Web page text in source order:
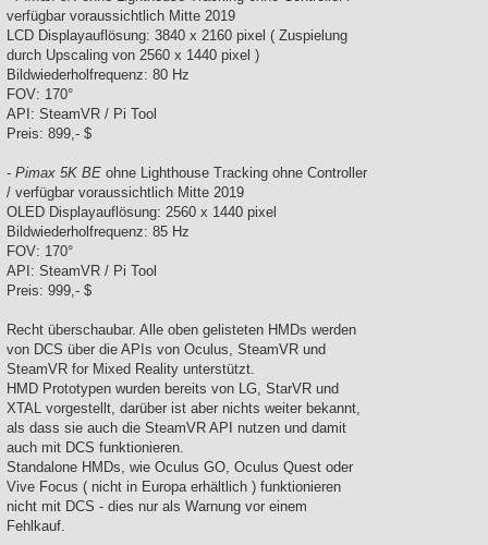
verfügbar voraussichtlich Mitte 2019
LCD Displayauflösung: 3840 x 2160 pixel ( Zuspielung
durch Upscaling von 2560 x 1440 pixel )
Bildwiederholfrequenz: 80 Hz
FOV: 170°
API: SteamVR / Pi Tool
Preis: 899,- $
- Pimax 5K BE ohne Lighthouse Tracking ohne Controller
/ verfügbar voraussichtlich Mitte 2019
OLED Displayauflösung: 2560 x 1440 pixel
Bildwiederholfrequenz: 85 Hz
FOV: 170°
API: SteamVR / Pi Tool
Preis: 999,- $
Recht überschaubar. Alle oben gelisteten HMDs werden
von DCS über die APIs von Oculus, SteamVR und
SteamVR for Mixed Reality unterstützt.
HMD Prototypen wurden bereits von LG, StarVR und
XTAL vorgestellt, darüber ist aber nichts weiter bekannt,
als dass sie auch die SteamVR API nutzen und damit
auch mit DCS funktionieren.
Standalone HMDs, wie Oculus GO, Oculus Quest oder
Vive Focus ( nicht in Europa erhältlich ) funktionieren
nicht mit DCS - dies nur als Warnung vor einem
Fehlkauf.